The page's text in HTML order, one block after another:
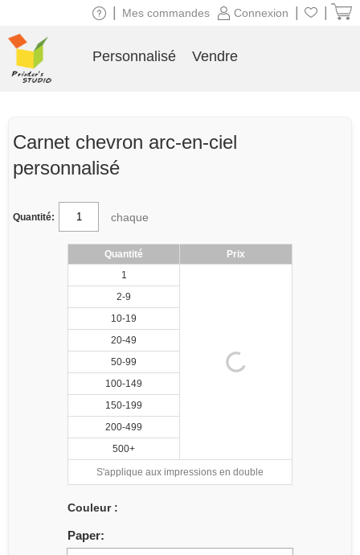
Carnet chevron arc-en-ciel
personnalisé
Quantité: chaque
Quantité
Prix
1
2-9
10-19
20-49
50-99
100-149
150-199
200-499
500+
S'applique aux impressions en double
Couleur :
Paper:
Connexion
Mes commandes
Personnalisé Vendre